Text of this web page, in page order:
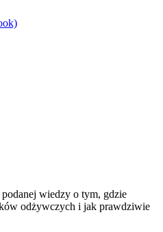
wiedzy o tym, gdzie
odżywczych i jak prawdziwie